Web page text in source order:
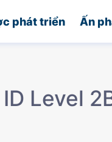
phát triển Ấn
Level